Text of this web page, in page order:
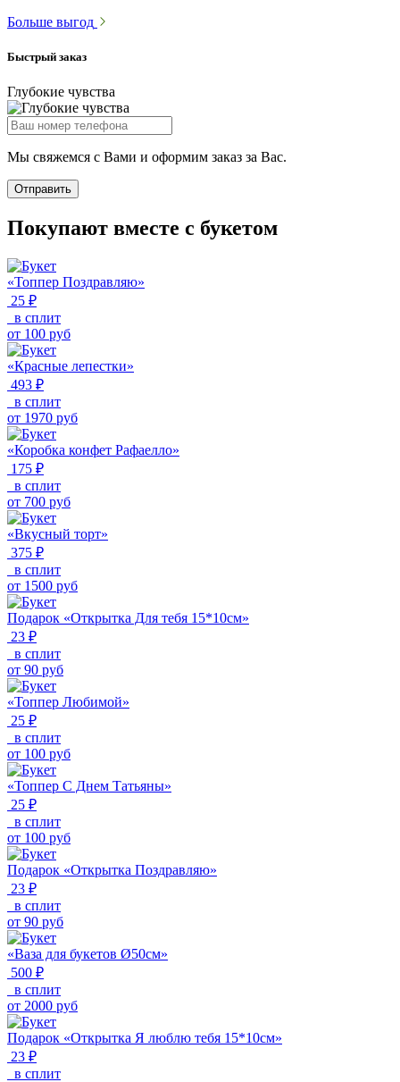
Больше выгод
Быстрый заказ
Глубокие чувства
Мы свяжемся с Вами и оформим заказ за Вас.
Отправить
Покупают вместе с букетом
«Топпер Поздравляю»
25 ₽
в сплит
от 100 руб
«Красные лепестки»
493 ₽
в сплит
от 1970 руб
«Коробка конфет Рафаелло»
175 ₽
в сплит
от 700 руб
«Вкусный торт»
375 ₽
в сплит
от 1500 руб
Подарок «Открытка Для тебя 15*10см»
23 ₽
в сплит
от 90 руб
«Топпер Любимой»
25 ₽
в сплит
от 100 руб
«Топпер С Днем Татьяны»
25 ₽
в сплит
от 100 руб
Подарок «Открытка Поздравляю»
23 ₽
в сплит
от 90 руб
«Ваза для букетов Ø50см»
500 ₽
в сплит
от 2000 руб
Подарок «Открытка Я люблю тебя 15*10см»
23 ₽
в сплит